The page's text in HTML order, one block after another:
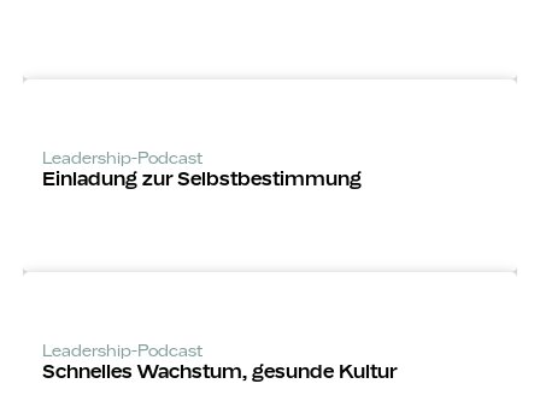
Leadership-Podcast
Einladung zur Selbst­bestimmung
Leadership-Podcast
Schnelles Wachstum, gesunde Kultur